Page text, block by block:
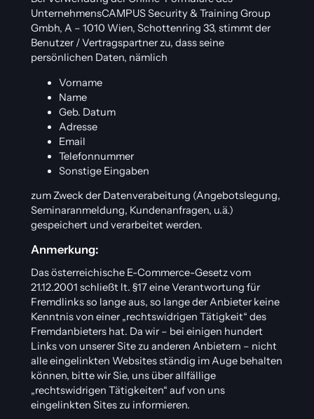
UnternehmensCAMPUS Security & Training Group
Gmbh, A – 1010 Wien, Schottenring 33, stimmt der
Benutzer / Vertragspartner zu, dass seine
persönlichen Daten, nämlich
Vorname
Name
Geb. Datum
Adresse
Email
Telefonnummer
Sonstige Eingaben
zum Zweck der Datenverabeitung (Angebotslegung,
Seminaranmeldung, Kundenanfragen, u.ä.)
gespeichert und verarbeitet werden.
Anmerkung:
Das österreichische E-Commerce-Gesetz vom
21.12.2001 schließt lt. §17 eine Verantwortung für
Fremdlinks so lange aus, so lange der Anbieter keine
Kenntnis von einer „rechtswidrigen Tätigkeit“ des
Fremdanbieters hat. Da wir – bei einigen hundert
Links von unserer Site zu anderen Anbietern – nicht
alle eingelinkten Websites ständig im Auge behalten
können, bitte wir Sie, uns über allfällige
„rechtswidrigen Tätigkeiten“ auf von uns
eingelinkten Sites zu informieren.